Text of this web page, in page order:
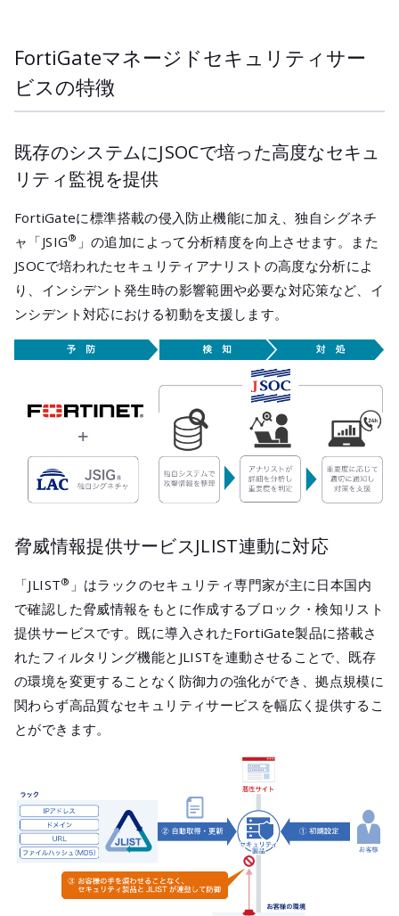
FortiGateマネージドセキュリティサー
ビスの特徴
既存のシステムにJSOCで培った高度なセキュ
リティ監視を提供
FortiGateに標準搭載の侵入防止機能に加え、独自シグネチ
ャ「JSIG® 」の追加によって分析精度を向上させます。また
JSOCで培われたセキュリティアナリストの高度な分析によ
り、インシデント発生時の影響範囲や必要な対応策など、イ
ンシデント対応における初動を支援します。
脅威情報提供サービスJLIST連動に対応
「JLIST® 」はラックのセキュリティ専門家が主に日本国内
で確認した脅威情報をもとに作成するブロック・検知リスト
提供サービスです。既に導入されたFortiGate製品に搭載さ
れたフィルタリング機能とJLISTを連動させることで、既存
の環境を変更することなく防御力の強化ができ、拠点規模に
関わらず高品質なセキュリティサービスを幅広く提供するこ
とができます。